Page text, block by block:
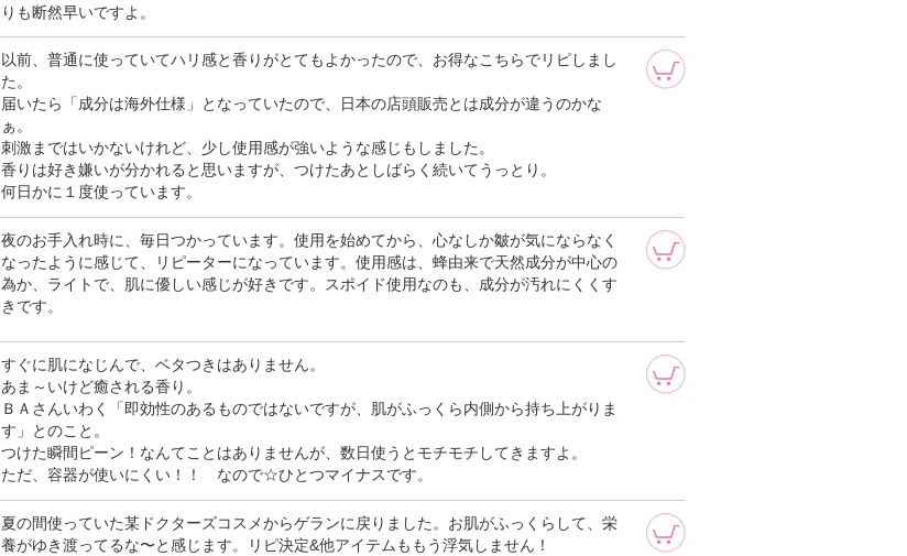
りも断然早いですよ。
以前、普通に使っていてハリ感と香りがとてもよかったので、お得なこちらでリピしまし
た。
届いたら「成分は海外仕様」となっていたので、日本の店頭販売とは成分が違うのかな
ぁ。
刺激まではいかないけれど、少し使用感が強いような感じもしました。
香りは好き嫌いが分かれると思いますが、つけたあとしばらく続いてうっとり。
何日かに１度使っています。
夜のお手入れ時に、毎日つかっています。使用を始めてから、心なしか皺が気にならなく
なったように感じて、リピーターになっています。使用感は、蜂由来で天然成分が中心の
為か、ライトで、肌に優しい感じが好きです。スポイド使用なのも、成分が汚れにくくす
きです。
すぐに肌になじんで、ベタつきはありません。
あま～いけど癒される香り。
ＢＡさんいわく「即効性のあるものではないですが、肌がふっくら内側から持ち上がりま
す」とのこと。
つけた瞬間ピーン！なんてことはありませんが、数日使うとモチモチしてきますよ。
ただ、容器が使いにくい！！ なので☆ひとつマイナスです。
夏の間使っていた某ドクターズコスメからゲランに戻りました。お肌がふっくらして、栄
養がゆき渡ってるな〜と感じます。リピ決定&他アイテムももう浮気しません！